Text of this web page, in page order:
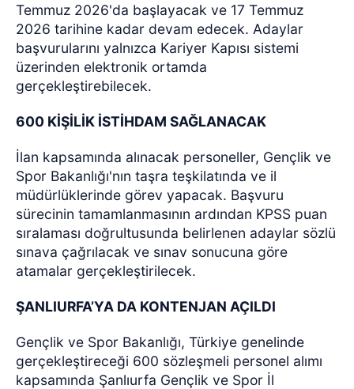
Temmuz 2026'da başlayacak ve 17 Temmuz
2026 tarihine kadar devam edecek. Adaylar
başvurularını yalnızca Kariyer Kapısı sistemi
üzerinden elektronik ortamda
gerçekleştirebilecek.
600 KİŞİLİK İSTİHDAM SAĞLANACAK
İlan kapsamında alınacak personeller, Gençlik ve
Spor Bakanlığı'nın taşra teşkilatında ve il
müdürlüklerinde görev yapacak. Başvuru
sürecinin tamamlanmasının ardından KPSS puan
sıralaması doğrultusunda belirlenen adaylar sözlü
sınava çağrılacak ve sınav sonucuna göre
atamalar gerçekleştirilecek.
ŞANLIURFA’YA DA KONTENJAN AÇILDI
Gençlik ve Spor Bakanlığı, Türkiye genelinde
gerçekleştireceği 600 sözleşmeli personel alımı
kapsamında Şanlıurfa Gençlik ve Spor İl